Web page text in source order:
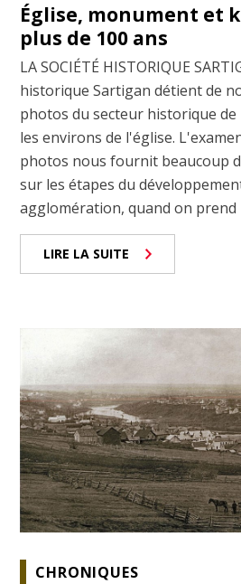
Église, monument et
plus de 100 ans
LA SOCIÉTÉ HISTORIQUE
historique Sartigan détient de
photos du secteur historique de
les environs de l'église.
photos nous fournit beaucoup
sur les étapes du
agglomération, quand on prend
LIRE LA SUITE
CHRONIQUES